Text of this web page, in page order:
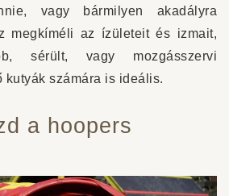
vagy bármilyen akadályra
megkíméli az ízületeit és izmait,
sérült, vagy mozgásszervi
kutyák számára is ideális.
a hoopers